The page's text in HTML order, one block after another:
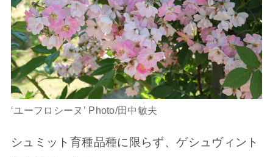
‘ユーフロシーヌ’ Photo/田中敏夫
シュミット育種品種に限らず、ゲシュヴィント